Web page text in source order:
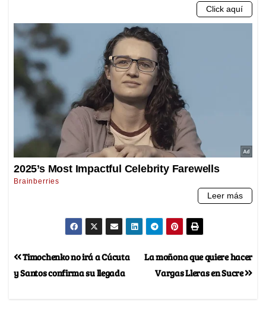
La moñona que quiere hacer
Vargas Lleras en Sucre
Timochenko no irá a Cúcuta
y Santos confirma su llegada